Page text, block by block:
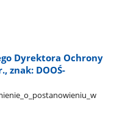
Dyrektora Ochrony
znak: DOOŚ-